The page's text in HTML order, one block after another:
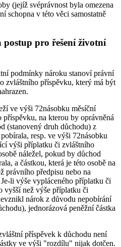
(jejíž svéprávnost byla omezena
schopna v této věci samostatně
pro řešení životní
podmínky nároku stanoví právní
zvláštního příspěvku, který má být
ve výši 72násobku měsíční
na kterou by oprávněná
(stanovený druh důchodu) z
resp. ve výši 72násobku
výši příplatku či zvláštního
náležel, pokud by důchod
a částkou, která je této osobě na
právního předpisu nebo na
li výše vypláceného příplatku či
vyšší než výše příplatku či
nárok z důvodu nepobírání
jednorázová peněžní částka
příspěvek k důchodu není
ve výši "rozdílu" nijak dotčen.